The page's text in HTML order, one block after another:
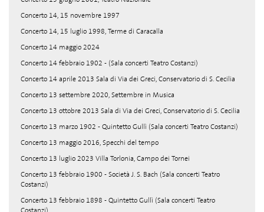
Concerto 14, 15 novembre 1997
Concerto 14, 15 luglio 1998, Terme di Caracalla
Concerto 14 maggio 2024
Concerto 14 febbraio 1902 - (Sala concerti Teatro Costanzi)
Concerto 14 aprile 2013 Sala di Via dei Greci, Conservatorio di S. Cecilia
Concerto 13 settembre 2020, Settembre in Musica
Concerto 13 ottobre 2013 Sala di Via dei Greci, Conservatorio di S. Cecilia
Concerto 13 marzo 1902 - Quintetto Gullì (Sala concerti Teatro Costanzi)
Concerto 13 maggio 2016, Specchi del tempo
Concerto 13 luglio 2023 Villa Torlonia, Campo dei Tornei
Concerto 13 febbraio 1900 - Società J. S. Bach (Sala concerti Teatro
Costanzi)
Concerto 13 febbraio 1898 - Quintetto Gullì (Sala concerti Teatro